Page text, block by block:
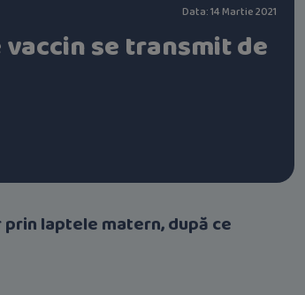
Data: 14 Martie 2021
se transmit de
laptele matern, după ce